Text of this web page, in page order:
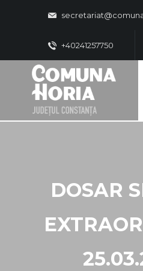
+40241257750
DOSAR